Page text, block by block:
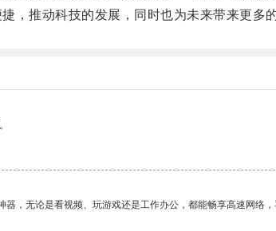
推动科技的发展，同时也为未来带来更多的
器，无论是看视频、玩游戏还是工作办公，都能畅享高速网